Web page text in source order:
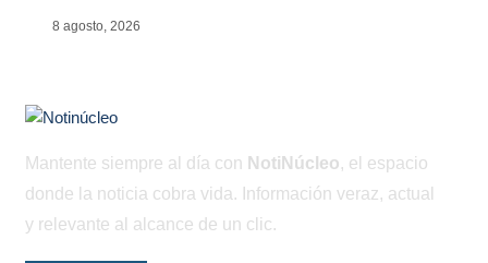
8 agosto, 2026
Mantente siempre al día con NotiNúcleo, el espacio
donde la noticia cobra vida. Información veraz, actual
y relevante al alcance de un clic.